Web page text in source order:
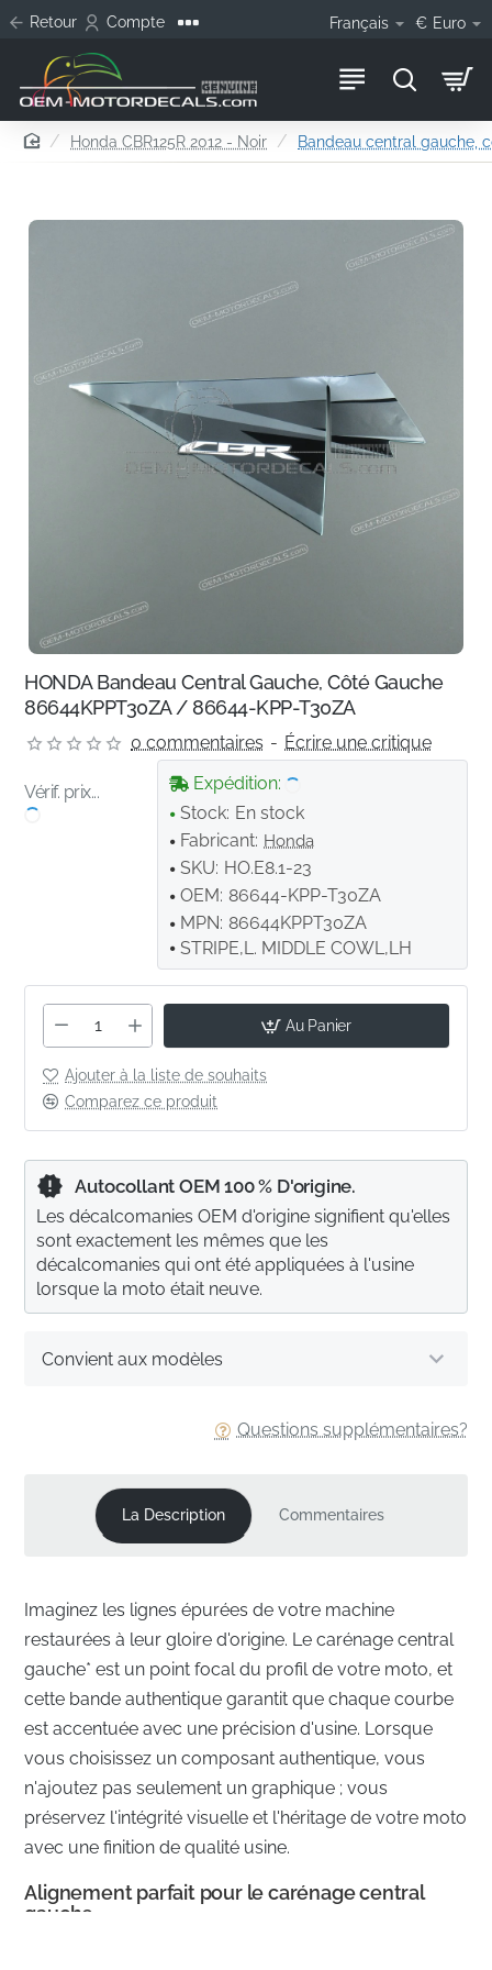
Retour Compte Français € Euro
homeHonda CBR125R 2012 - Noir Bandeau central gauche,
HONDA Bandeau Central Gauche, Côté Gauche
86644KPPT30ZA / 86644-KPP-T30ZA
0 commentaires - Écrire une critique
Vérif. prix...
Expédition:
Stock: En stock
Fabricant: Honda
SKU: HO.E8.1-23
OEM: 86644-KPP-T30ZA
MPN: 86644KPPT30ZA
STRIPE,L. MIDDLE COWL,LH
Au Panier
Ajouter à la liste de souhaits
Comparez ce produit
Questions supplémentaires?
Convient aux modèles
Autocollant OEM 100 % D'origine.
Les décalcomanies OEM d'origine signifient qu'elles
sont exactement les mêmes que les
décalcomanies qui ont été appliquées à l'usine
lorsque la moto était neuve.
La Description Commentaires
Imaginez les lignes épurées de votre machine
restaurées à leur gloire d'origine. Le carénage central
gauche* est un point focal du profil de votre moto, et
cette bande authentique garantit que chaque courbe
est accentuée avec une précision d'usine. Lorsque
vous choisissez un composant authentique, vous
n'ajoutez pas seulement un graphique ; vous
préservez l'intégrité visuelle et l'héritage de votre moto
avec une finition de qualité usine.
Alignement parfait pour le carénage central
gauche